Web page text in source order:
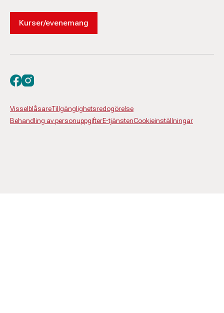
Kurser/evenemang
VisselblåsareTillgänglighetsredogörelse
Behandling av personuppgifterE-tjänstenCookieinställningar
Besök oss på facebook
Besök oss på instagram